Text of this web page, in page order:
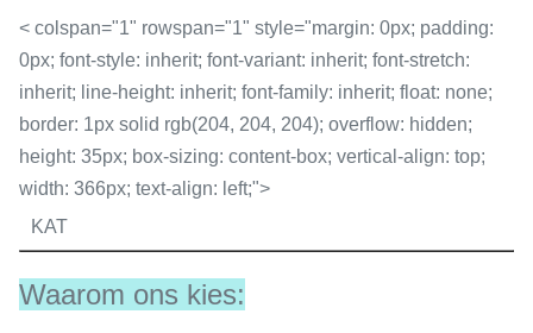
< colspan="1" rowspan="1" style="margin: 0px; padding:
0px; font-style: inherit; font-variant: inherit; font-stretch:
inherit; line-height: inherit; font-family: inherit; float: none;
border: 1px solid rgb(204, 204, 204); overflow: hidden;
height: 35px; box-sizing: content-box; vertical-align: top;
width: 366px; text-align: left;">
KAT
Waarom ons kies: